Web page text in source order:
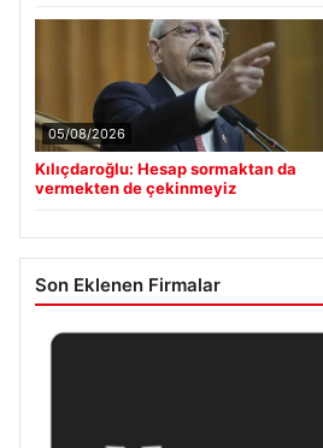
05/08/2026
Kılıçdaroğlu: Hesap sormaktan da
vermekten de çekinmeyiz
Son Eklenen Firmalar